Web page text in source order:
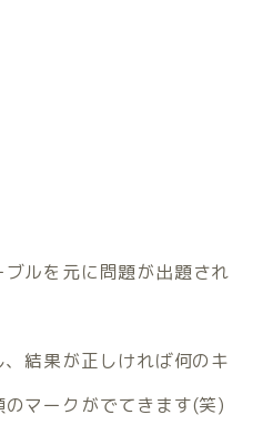
ルを元に問題が出題され
結果が正しければ何のキ
マークがでてきます(笑)